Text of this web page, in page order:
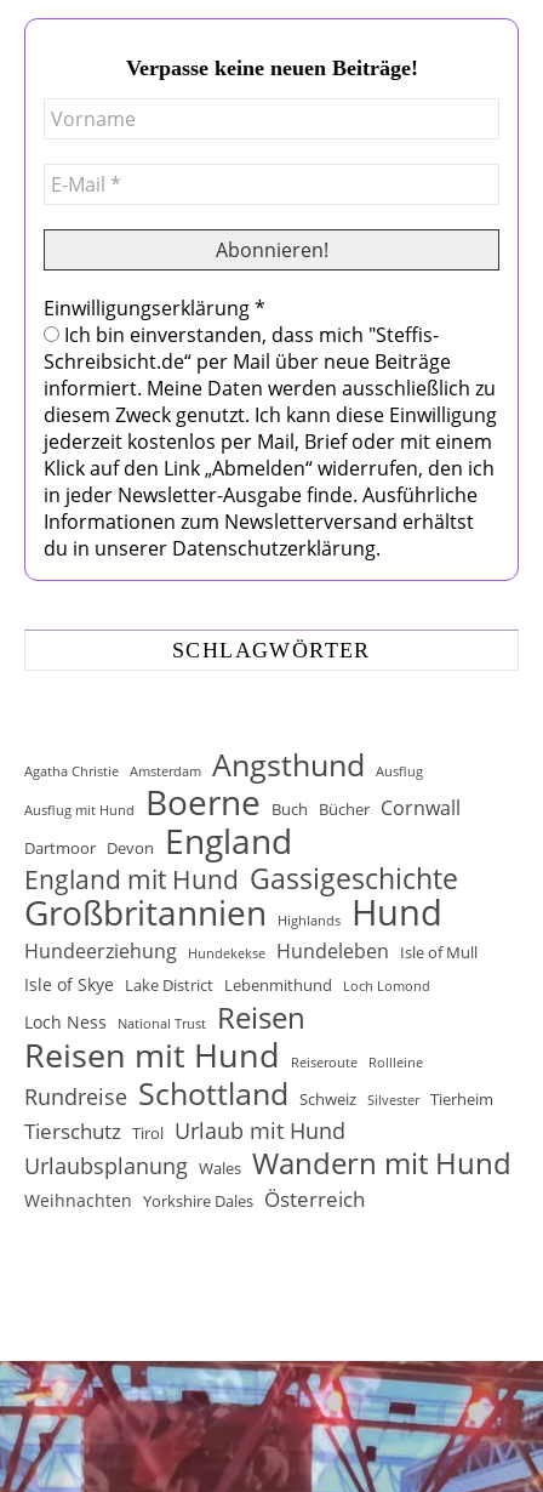
Verpasse keine neuen Beiträge!
Einwilligungserklärung*
Ich bin einverstanden, dass mich "Steffis-
Schreibsicht.de“ per Mail über neue Beiträge
informiert. Meine Daten werden ausschließlich zu
diesem Zweck genutzt. Ich kann diese Einwilligung
jederzeit kostenlos per Mail, Brief oder mit einem
Klick auf den Link „Abmelden“ widerrufen, den ich
in jeder Newsletter-Ausgabe finde. Ausführliche
Informationen zum Newsletterversand erhältst
du in unserer Datenschutzerklärung.
SCHLAGWÖRTER
Agatha Christie Amsterdam Angsthund Ausflug
Ausflug mit Hund Boerne Buch Bücher Cornwall
Dartmoor Devon England
England mit Hund Gassigeschichte
Großbritannien Highlands Hund
Hundeerziehung Hundekekse Hundeleben Isle of Mull
Isle of Skye Lake District Lebenmithund Loch Lomond
Loch Ness National Trust Reisen
Reisen mit Hund Reiseroute Rollleine
Rundreise Schottland Schweiz Silvester Tierheim
Tierschutz Tirol Urlaub mit Hund
Urlaubsplanung Wales Wandern mit Hund
Weihnachten Yorkshire Dales Österreich